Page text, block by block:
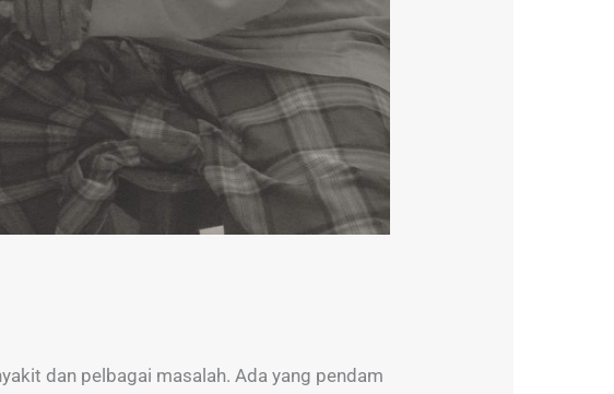
dan pelbagai masalah. Ada yang pendam